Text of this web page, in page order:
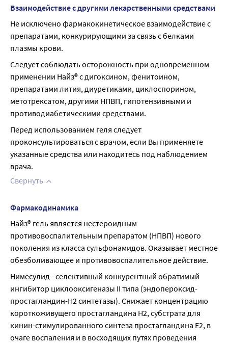
Взаимодействие с другими лекарственными средствами
Не исключено фармакокинетическое взаимодействие с
препаратами, конкурирующими за связь с белками
плазмы крови.
Следует соблюдать осторожность при одновременном
применении Найз® с дигоксином, фенитоином,
препаратами лития, диуретиками, циклоспорином,
метотрексатом, другими НПВП, гипотензивными и
противодиабетическими средствами.
Перед использованием геля следует
проконсультироваться с врачом, если Вы применяете
указанные средства или находитесь под наблюдением
врача.
Свернуть
Фармакодинамика
Найз® гель является нестероидным
противовоспалительным препаратом (НПВП) нового
поколения из класса сульфонамидов. Оказывает местное
обезболивающее и противовоспалительное действие.
Нимесулид - селективный конкурентный обратимый
ингибитор циклооксигеназы II типа (эндопероксид-
простагландин-Н2 синтетазы). Снижает концентрацию
короткоживущего простагландина Н2, субстрата для
кинин-стимулированного синтеза простагландина Е2, в
очаге воспаления и в восходящих путях проведения